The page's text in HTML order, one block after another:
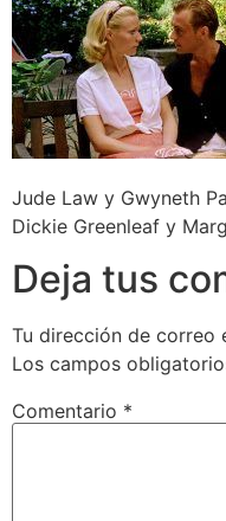
Jude Law y Gwyneth
Dickie Greenleaf y
Deja tus
Tu dirección de correo
Los campos
Comentario *